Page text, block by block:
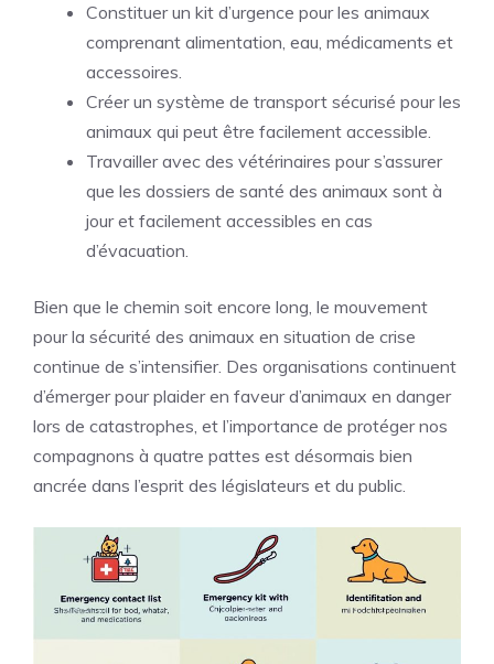
Constituer un kit d’urgence pour les animaux
comprenant alimentation, eau, médicaments et
accessoires.
Créer un système de transport sécurisé pour les
animaux qui peut être facilement accessible.
Travailler avec des vétérinaires pour s’assurer
que les dossiers de santé des animaux sont à
jour et facilement accessibles en cas
d’évacuation.
Bien que le chemin soit encore long, le mouvement
pour la sécurité des animaux en situation de crise
continue de s’intensifier. Des organisations continuent
d’émerger pour plaider en faveur d’animaux en danger
lors de catastrophes, et l’importance de protéger nos
compagnons à quatre pattes est désormais bien
ancrée dans l’esprit des législateurs et du public.